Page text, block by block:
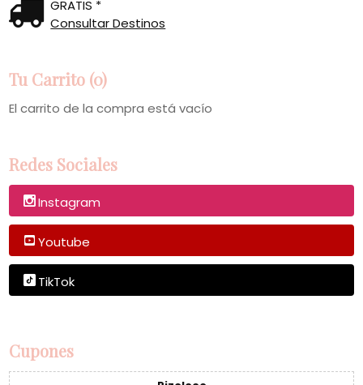
GRATIS *
Consultar Destinos
Tu Carrito (0)
El carrito de la compra está vacío
Redes Sociales
Instagram
Youtube
TikTok
Cupones